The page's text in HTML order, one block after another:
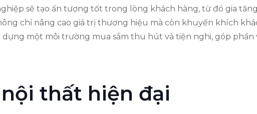
sẽ tạo ấn tượng tốt trong lòng khách hàng, từ đó gia
chỉ nâng cao giá trị thương hiệu mà còn khuyến khích
một môi trường mua sắm thu hút và tiện nghi, góp phần
thất hiện đại